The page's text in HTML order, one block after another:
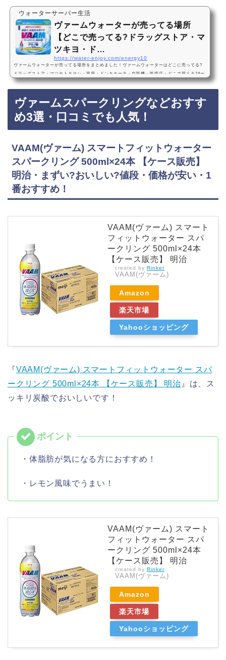
ウォーターサーバー生活
ヴァームウォーターが売ってる場所
【どこで売ってる?ドラッグストア・マ
ツキヨ・ド…
https://water-enjoy.com/energy10
ヴァームウォーターが売ってる場所をまとめました！ヴァームウォーターはどこに売ってる?
ドラッグストア・マツモトキヨシ・薬局・ドンキホーテ・自販機・販売店・どこで買える?Am
azon・楽天・売ってない?【製造中止にはなってない】ヴァームウォーターは、マツモトキヨ
シなどのドラッグストア、ドン・キホーテ、自販機に売っています！店舗によっては売ってな
い店もあるので、Amazonや楽天でもヴァームウォーターがお得に買えておすすめです！ヴァ
ームウォーターなどおすすめ3選・口コミでも人気！明治 ヴァームウォーターパウダー グ…
ヴァームスパークリングなどおすす
め3選・口コミでも人気！
VAAM(ヴァーム) スマートフィットウォーター
スパークリング 500ml×24本 【ケース販売】
明治・まずい?おいしい?値段・価格が安い・1
番おすすめ！
VAAM(ヴァーム) スマート
フィットウォーター スパ
ークリング 500ml×24本
【ケース販売】 明治
created by Rinker
VAAM(ヴァーム)
Amazon
楽天市場
Yahooショッピング
『VAAM(ヴァーム) スマートフィットウォーター スパ
ークリング 500ml×24本 【ケース販売】 明治 』は、ス
ッキリ炭酸でおいしいです！
・体脂肪が気になる方におすすめ！
・レモン風味でうまい！
VAAM(ヴァーム) スマート
フィットウォーター スパ
ークリング 500ml×24本
【ケース販売】 明治
created by Rinker
VAAM(ヴァーム)
Amazon
楽天市場
Yahooショッピング